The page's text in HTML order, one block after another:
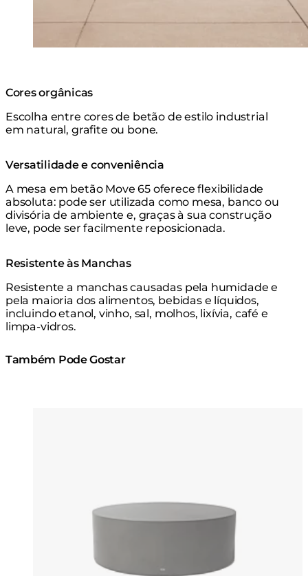
Cores orgânicas
Escolha entre cores de betão de estilo industrial
em natural, grafite ou bone.
Versatilidade e conveniência
A mesa em betão Move 65 oferece flexibilidade
absoluta: pode ser utilizada como mesa, banco ou
divisória de ambiente e, graças à sua construção
leve, pode ser facilmente reposicionada.
Resistente às Manchas
Resistente a manchas causadas pela humidade e
pela maioria dos alimentos, bebidas e líquidos,
incluindo etanol, vinho, sal, molhos, lixívia, café e
limpa-vidros.
Também Pode Gostar